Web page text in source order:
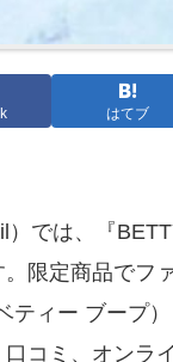
はてブ
）では、『
限定商品でフ
ティー ブープ
コミ、オンラ